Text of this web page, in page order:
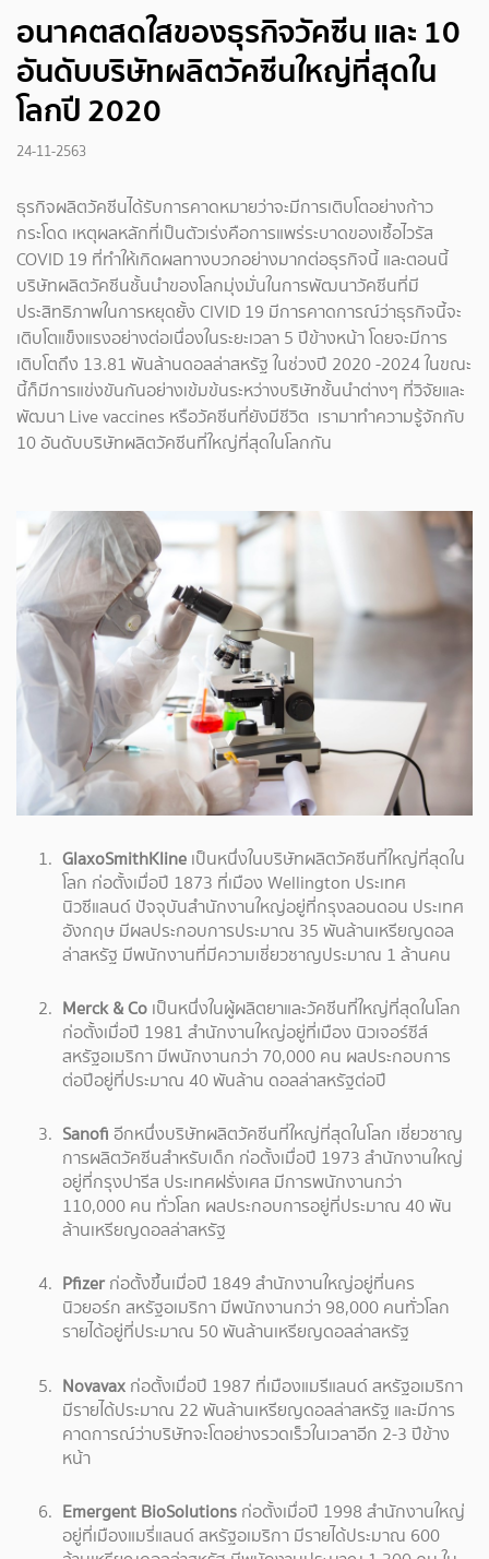
อนาคตสดใสของธุรกิจวัคซีน และ 10
อันดับบริษัทผลิตวัคซีนใหญ่ที่สุดใน
โลกปี 2020
24-11-2563
ธุรกิจผลิตวัคซีนได้รับการคาดหมายว่าจะมีการเติบโตอย่างก้าว
กระโดด เหตุผลหลักที่เป็นตัวเร่งคือการแพร่ระบาดของเชื้อไวรัส
COVID 19 ที่ทำให้เกิดผลทางบวกอย่างมากต่อธุรกิจนี้ และตอนนี้
บริษัทผลิตวัคซีนชั้นนำของโลกมุ่งมั่นในการพัฒนาวัคซีนที่มี
ประสิทธิภาพในการหยุดยั้ง CIVID 19 มีการคาดการณ์ว่าธุรกิจนี้จะ
เติบโตแข็งแรงอย่างต่อเนื่องในระยะเวลา 5 ปีข้างหน้า โดยจะมีการ
เติบโตถึง 13.81 พันล้านดอลล่าสหรัฐ ในช่วงปี 2020 -2024 ในขณะ
นี้ก็มีการแข่งขันกันอย่างเข้มข้นระหว่างบริษัทชั้นนำต่างๆ ที่วิจัยและ
พัฒนา Live vaccines หรือวัคซีนที่ยังมีชีวิต เรามาทำความรู้จักกับ
10 อันดับบริษัทผลิตวัคซีนที่ใหญ่ที่สุดในโลกกัน
GlaxoSmithKline เป็นหนึ่งในบริษัทผลิตวัคซีนที่ใหญ่ที่สุดใน
โลก ก่อตั้งเมื่อปี 1873 ที่เมือง Wellington ประเทศ
นิวซีแลนด์ ปัจจุบันสำนักงานใหญ่อยู่ที่กรุงลอนดอน ประเทศ
อังกฤษ มีผลประกอบการประมาณ 35 พันล้านเหรียญดอล
ล่าสหรัฐ มีพนักงานที่มีความเชี่ยวชาญประมาณ 1 ล้านคน
Merck & Co เป็นหนึ่งในผู้ผลิตยาและวัคซีนที่ใหญ่ที่สุดในโลก
ก่อตั้งเมื่อปี 1981 สำนักงานใหญ่อยู่ที่เมือง นิวเจอร์ซีส์
สหรัฐอเมริกา มีพนักงานกว่า 70,000 คน ผลประกอบการ
ต่อปีอยู่ที่ประมาณ 40 พันล้าน ดอลล่าสหรัฐต่อปี
Sanofi อีกหนึ่งบริษัทผลิตวัคซีนที่ใหญ่ที่สุดในโลก เชี่ยวชาญ
การผลิตวัคซีนสำหรับเด็ก ก่อตั้งเมื่อปี 1973 สำนักงานใหญ่
อยู่ที่กรุงปารีส ประเทศฝรั่งเศส มีการพนักงานกว่า
110,000 คน ทั่วโลก ผลประกอบการอยู่ที่ประมาณ 40 พัน
ล้านเหรียญดอลล่าสหรัฐ
Pfizer ก่อตั้งขึ้นเมื่อปี 1849 สำนักงานใหญ่อยู่ที่นคร
นิวยอร์ก สหรัฐอเมริกา มีพนักงานกว่า 98,000 คนทั่วโลก
รายได้อยู่ที่ประมาณ 50 พันล้านเหรียญดอลล่าสหรัฐ
Novavax ก่อตั้งเมื่อปี 1987 ที่เมืองแมรีแลนด์ สหรัฐอเมริกา
มีรายได้ประมาณ 22 พันล้านเหรียญดอลล่าสหรัฐ และมีการ
คาดการณ์ว่าบริษัทจะโตอย่างรวดเร็วในเวลาอีก 2-3 ปีข้าง
หน้า
Emergent BioSolutions ก่อตั้งเมื่อปี 1998 สำนักงานใหญ่
อยู่ที่เมืองแมรี่แลนด์ สหรัฐอเมริกา มีรายได้ประมาณ 600